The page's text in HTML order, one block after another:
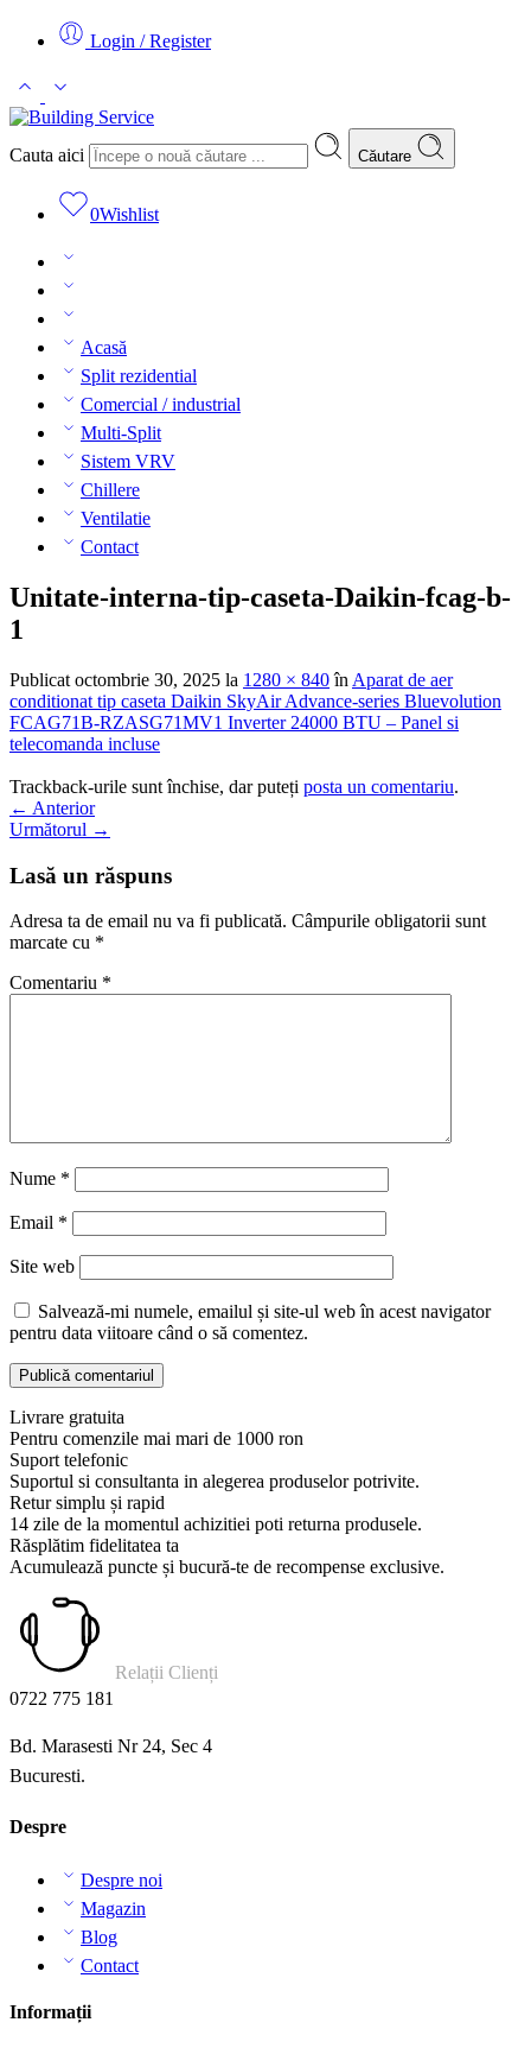
Login / Register
Cauta aici Căutare
0Wishlist
Acasă
Split rezidential
Comercial / industrial
Multi-Split
Sistem VRV
Chillere
Ventilatie
Contact
Unitate-interna-tip-caseta-Daikin-fcag-b-
1
Publicat octombrie 30, 2025 la 1280 × 840în Aparat de aer
conditionat tip caseta Daikin SkyAir Advance-series Bluevolution
FCAG71B-RZASG71MV1 Inverter 24000 BTU – Panel si
telecomanda incluse
Trackback-urile sunt închise, dar puteți posta un comentariu.
← Anterior
Următorul →
Lasă un răspuns
Adresa ta de email nu va fi publicată. Câmpurile obligatorii sunt
marcate cu *
Comentariu *
Nume *
Email *
Site web
Salvează-mi numele, emailul și site-ul web în acest navigator
pentru data viitoare când o să comentez.
Livrare gratuita
Pentru comenzile mai mari de 1000 ron
Suport telefonic
Suportul si consultanta in alegerea produselor potrivite.
Retur simplu și rapid
14 zile de la momentul achizitiei poti returna produsele.
Răsplătim fidelitatea ta
Acumulează puncte și bucură-te de recompense exclusive.
Relații Clienți
0722 775 181
Bd. Marasesti Nr 24, Sec 4
Bucuresti.
Despre
Despre noi
Magazin
Blog
Contact
Informații